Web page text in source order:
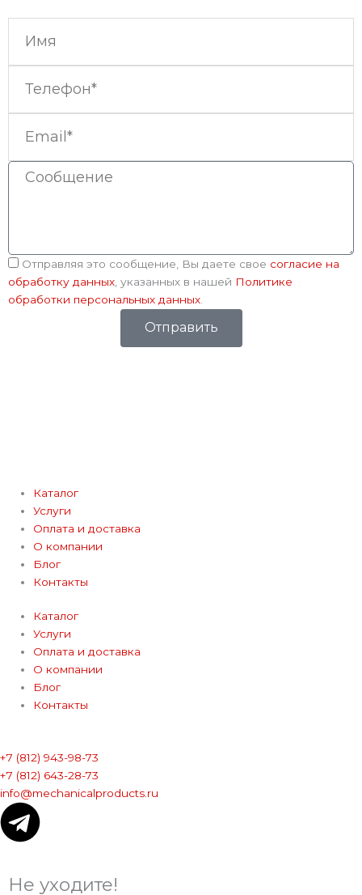
Сообщение
Соглашение
Отправляя это сообщение, Вы даете свое согласие на
обработку данных , указанных в нашей Политике
обработки персональных данных
Отправить
Каталог
Услуги
Оплата и доставка
О компании
Блог
Контакты
Каталог
Услуги
Оплата и доставка
О компании
Блог
Контакты
+7 (812) 943-98-73
+7 (812) 643-28-73
info@mechanicalproducts.ru
T
Не уходите!